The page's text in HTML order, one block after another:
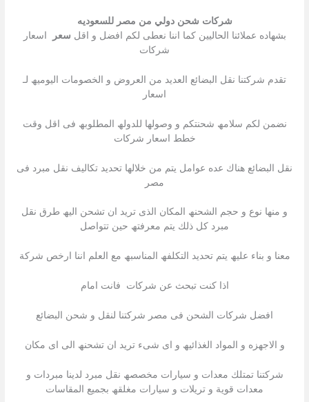
شركات شحن دولي من مصر للسعوديه
بشھاده عملائنا الحالیین كما اننا نعطى لكم افضل و اقل سعر
اسعار
شركات
تقدم شركتنا نقل البضائع العدید من العروض و الخصومات الیومیھ لـ
اسعار
نضمن لكم سلامھ شحنتكم و وصولھا للدولھ المطلوبھ فى اقل وقت
خطط اسعار شركات
نقل البضائع ھناك عده عوامل یتم من خلالھا تحدید تكالیف نقل مبرد فى
مصر
و منھا نوع و حجم الشحنھ المكان الذى ترید ان تشحن الیھ طرق نقل
مبرد كل ذلك یتم معرفتھ حین تتواصل
معنا و بناء علیھ یتم تحدید التكلفھ المناسبھ مع العلم اننا ارخص شركة
اذا كنت تبحث عن شركات فانت امام
افضل شركات الشحن فى مصر شركتنا لنقل و شحن البضائع
و الاجھزه و المواد الغذائیھ و اى شىء ترید ان تشحنھ الى اى مكان
شركتنا تمتلك معدات و سیارات مخصصھ نقل مبرد لدینا مبردات و
معدات قویة و تریلات و سیارات مغلقھ بجمیع المقاسات